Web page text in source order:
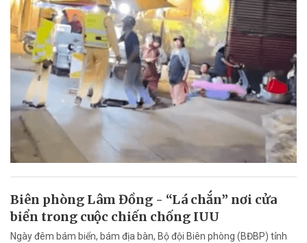
Biên phòng Lâm Đồng - “Lá chắn” nơi cửa
biển trong cuộc chiến chống IUU
Ngày đêm bám biển, bám địa bàn, Bộ đội Biên phòng (BĐBP) tỉnh